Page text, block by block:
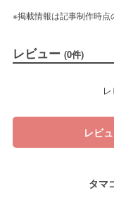
※掲載情報は記事制作時点
レビュー (0件)
レビ
タマ